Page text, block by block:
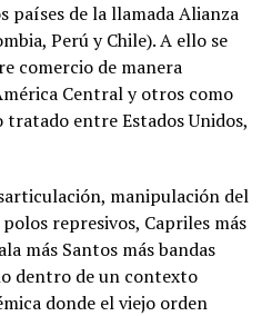
de la llamada Alianza
Perú y Chile). A ello se
comercio de manera
Central y otros como
tratado entre Estados Unidos,
manipulación del
represivos, Capriles más
más Santos más bandas
dentro de un contexto
donde el viejo orden